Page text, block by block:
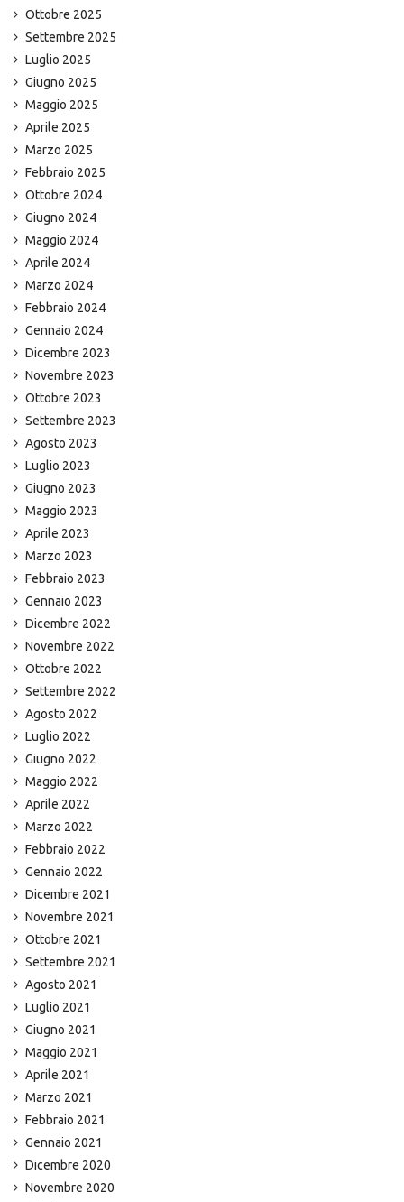
Ottobre 2025
Settembre 2025
Luglio 2025
Giugno 2025
Maggio 2025
Aprile 2025
Marzo 2025
Febbraio 2025
Ottobre 2024
Giugno 2024
Maggio 2024
Aprile 2024
Marzo 2024
Febbraio 2024
Gennaio 2024
Dicembre 2023
Novembre 2023
Ottobre 2023
Settembre 2023
Agosto 2023
Luglio 2023
Giugno 2023
Maggio 2023
Aprile 2023
Marzo 2023
Febbraio 2023
Gennaio 2023
Dicembre 2022
Novembre 2022
Ottobre 2022
Settembre 2022
Agosto 2022
Luglio 2022
Giugno 2022
Maggio 2022
Aprile 2022
Marzo 2022
Febbraio 2022
Gennaio 2022
Dicembre 2021
Novembre 2021
Ottobre 2021
Settembre 2021
Agosto 2021
Luglio 2021
Giugno 2021
Maggio 2021
Aprile 2021
Marzo 2021
Febbraio 2021
Gennaio 2021
Dicembre 2020
Novembre 2020